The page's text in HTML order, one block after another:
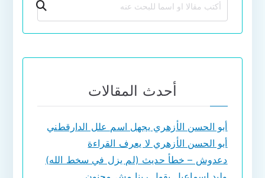
بحث
أحدث المقالات
أبو الحسن الأزهري يجهل اسم علل الدارقطني
أبو الحسن الأزهري لا يعرف القراءة
دعدوش – خطأ حديث (لم يزل في سخط الله)